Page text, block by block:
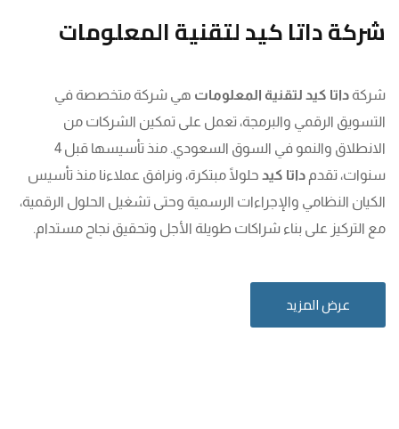
شركة داتا كيد لتقنية المعلومات
شركة داتا كيد لتقنية المعلومات هي شركة متخصصة في
التسويق الرقمي والبرمجة، تعمل على تمكين الشركات من
الانطلاق والنمو في السوق السعودي. منذ تأسيسها قبل 4
سنوات، تقدم داتا كيد حلولًا مبتكرة، ونرافق عملاءنا منذ تأسيس
الكيان النظامي والإجراءات الرسمية وحتى تشغيل الحلول الرقمية،
مع التركيز على بناء شراكات طويلة الأجل وتحقيق نجاح مستدام.
عرض المزيد